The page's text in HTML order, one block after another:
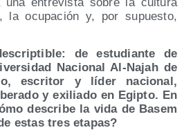
la ocu­pa­ción y, por supues­to,
de estu­dian­te de
Nacio­nal Al-Najah de
escri­tor y líder nacio­nal,
y exi­lia­do en Egip­to. En
des­cri­be la vida de Basem
estas tres etapas?